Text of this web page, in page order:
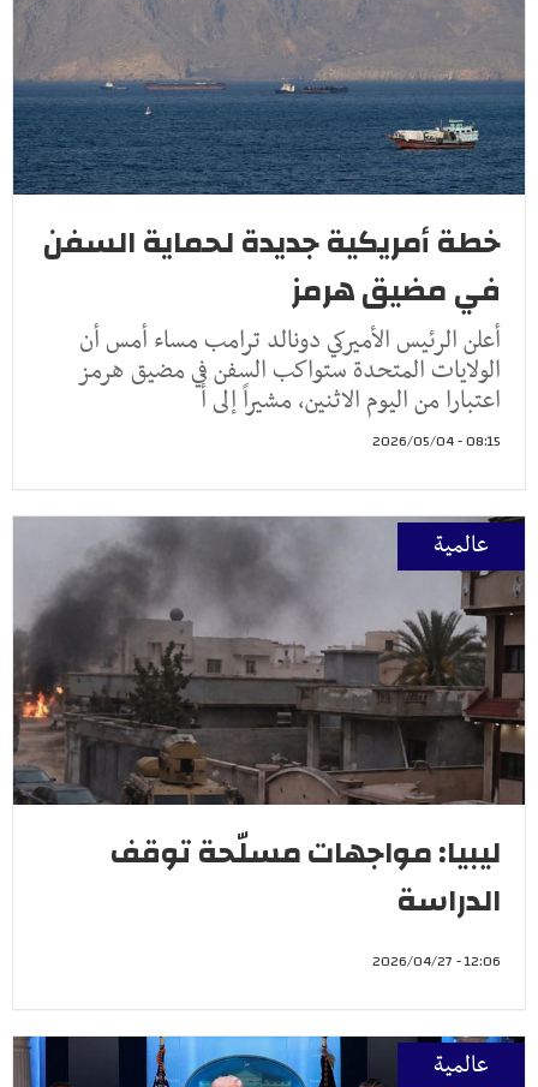
خطة أمريكية جديدة لحماية السفن
في مضيق هرمز
أعلن الرئيس الأميركي دونالد ترامب مساء أمس أن
الولايات المتحدة ستواكب السفن في مضيق هرمز
اعتبارا من اليوم الاثنين، مشيراً إلى أ
08:15 - 2026/05/04
عالمية
ليبيا: مواجهات مسلّحة توقف
الدراسة
12:06 - 2026/04/27
عالمية